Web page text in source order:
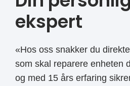
ekspert
«Hos oss snakker du
som skal reparere enheten
og med 15 års erfaring